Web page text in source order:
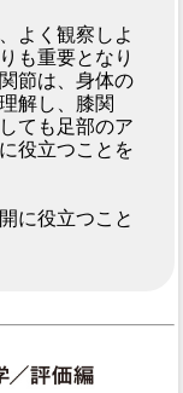
よく観察しよ
も重要となり
節は、身体の
解し、膝関
ても足部のア
役立つことを
に役立つこと